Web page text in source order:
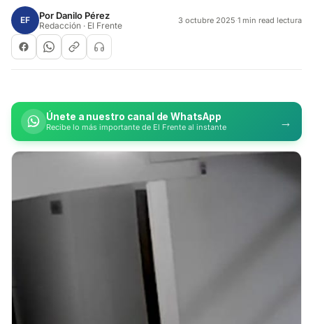
EF Por Danilo Pérez
Redacción · El Frente 3 octubre 2025·1 min read lectura
Únete a nuestro canal de WhatsApp
Recibe lo más importante de El Frente al instante →